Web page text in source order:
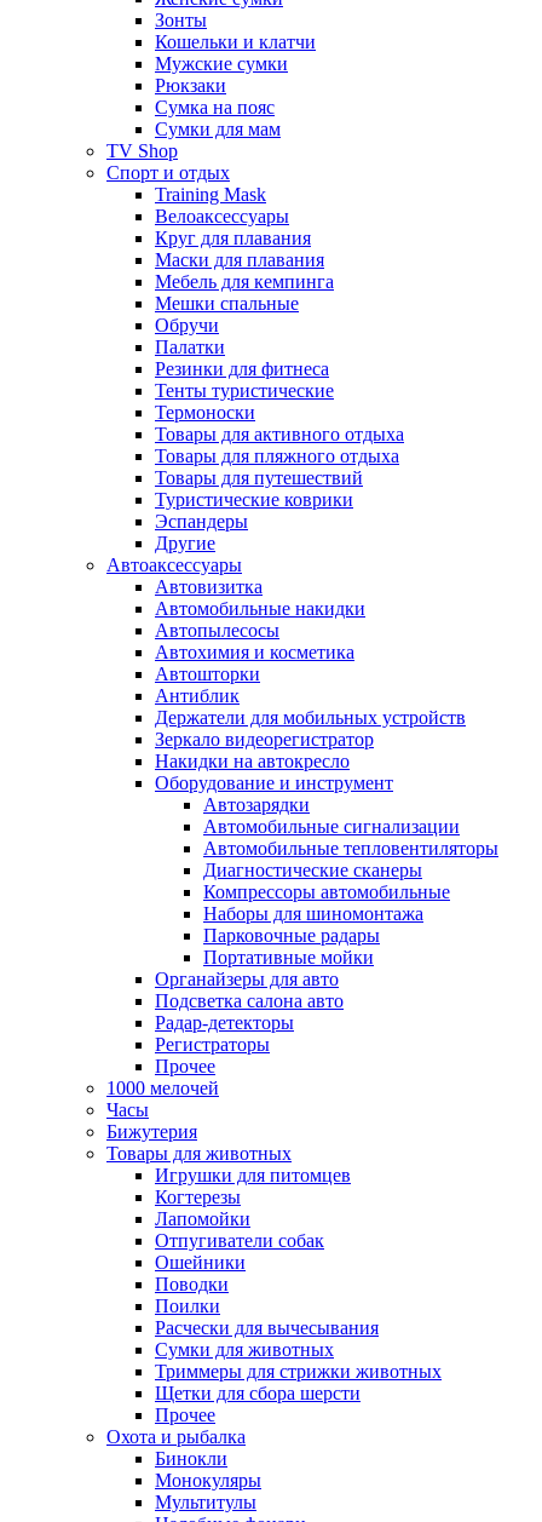
Зонты
Кошельки и клатчи
Мужские сумки
Рюкзаки
Сумка на пояс
Сумки для мам
TV Shop
Спорт и отдых
Training Mask
Велоаксессуары
Круг для плавания
Маски для плавания
Мебель для кемпинга
Мешки спальные
Обручи
Палатки
Резинки для фитнеса
Тенты туристические
Термоноски
Товары для активного отдыха
Товары для пляжного отдыха
Товары для путешествий
Туристические коврики
Эспандеры
Другие
Автоаксессуары
Автовизитка
Автомобильные накидки
Автопылесосы
Автохимия и косметика
Автошторки
Антиблик
Держатели для мобильных устройств
Зеркало видеорегистратор
Накидки на автокресло
Оборудование и инструмент
Автозарядки
Автомобильные сигнализации
Автомобильные тепловентиляторы
Диагностические сканеры
Компрессоры автомобильные
Наборы для шиномонтажа
Парковочные радары
Портативные мойки
Органайзеры для авто
Подсветка салона авто
Радар-детекторы
Регистраторы
Прочее
1000 мелочей
Часы
Бижутерия
Товары для животных
Игрушки для питомцев
Когтерезы
Лапомойки
Отпугиватели собак
Ошейники
Поводки
Поилки
Расчески для вычесывания
Сумки для животных
Триммеры для стрижки животных
Щетки для сбора шерсти
Прочее
Охота и рыбалка
Бинокли
Монокуляры
Мультитулы